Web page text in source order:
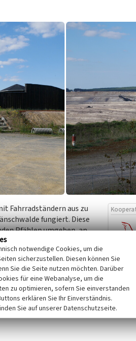
Fahrradständern aus zu
fungiert. Diese
Pfählen umgeben, an
komplettiert den
F60 (Objektnr. 32002475)
einen Zeitraum um
notwendige Cookies, um die
sicherzustellen. Diesen können Sie
Sie die Seite nutzen möchten. Darüber
für eine Webanalyse, um die
zu optimieren, sofern Sie einverstanden
erklären Sie Ihr Einverständnis.
Sie auf unserer Datenschutzseite.